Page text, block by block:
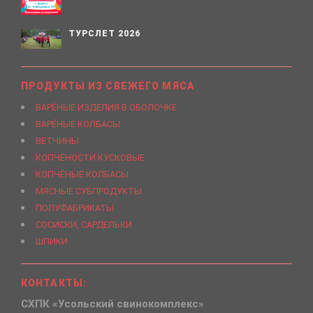
ТУРСЛЕТ 2026
ПРОДУКТЫ ИЗ СВЕЖЕГО МЯСА
ВАРЁНЫЕ ИЗДЕЛИЯ В ОБОЛОЧКЕ
ВАРЁНЫЕ КОЛБАСЫ
ВЕТЧИНЫ
КОПЧЁНОСТИ КУСКОВЫЕ
КОПЧЁНЫЕ КОЛБАСЫ
МЯСНЫЕ СУБПРОДУКТЫ
ПОЛУФАБРИКАТЫ
СОСИСКИ, САРДЕЛЬКИ
ШПИКИ
КОНТАКТЫ:
СХПК «Усольский свинокомплекс»